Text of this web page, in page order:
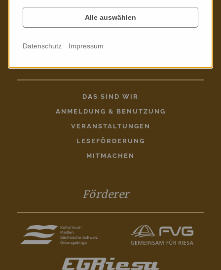
@stadtbibliothek-riesa.de
DAS SIND WIR
ANMELDUNG & BENUTZUNG
VERANSTALTUNGEN
LESEFÖRDERUNG
MITMACHEN
Förderer
Alle auswählen
Datenschutz Impressum